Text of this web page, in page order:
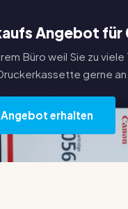
Angebot für
Büro weil Sie zu viele
gerne an.
erhalten